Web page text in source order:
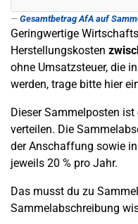
Gesamtbetrag AfA auf
Geringwertige
Herstellungskosten
ohne Umsatzsteuer, die
werden, trage bitte hier
Dieser Sammelposten ist
verteilen. Die
der Anschaffung sowie
jeweils 20 % pro Jahr.
Das musst du zu
Sammelabschreibung